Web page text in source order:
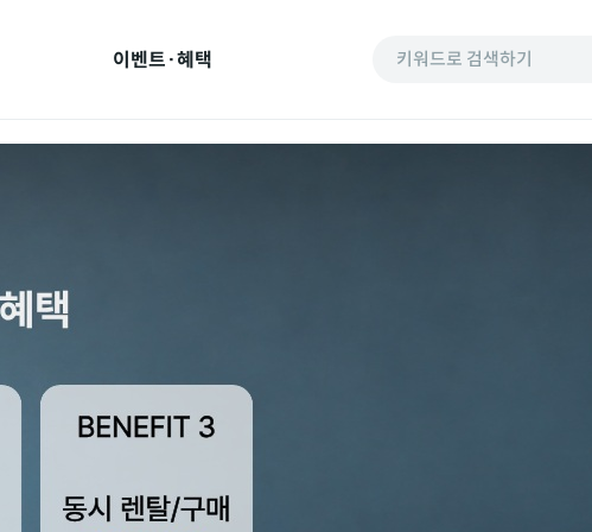
이벤트·혜택 키워드로 검색하기